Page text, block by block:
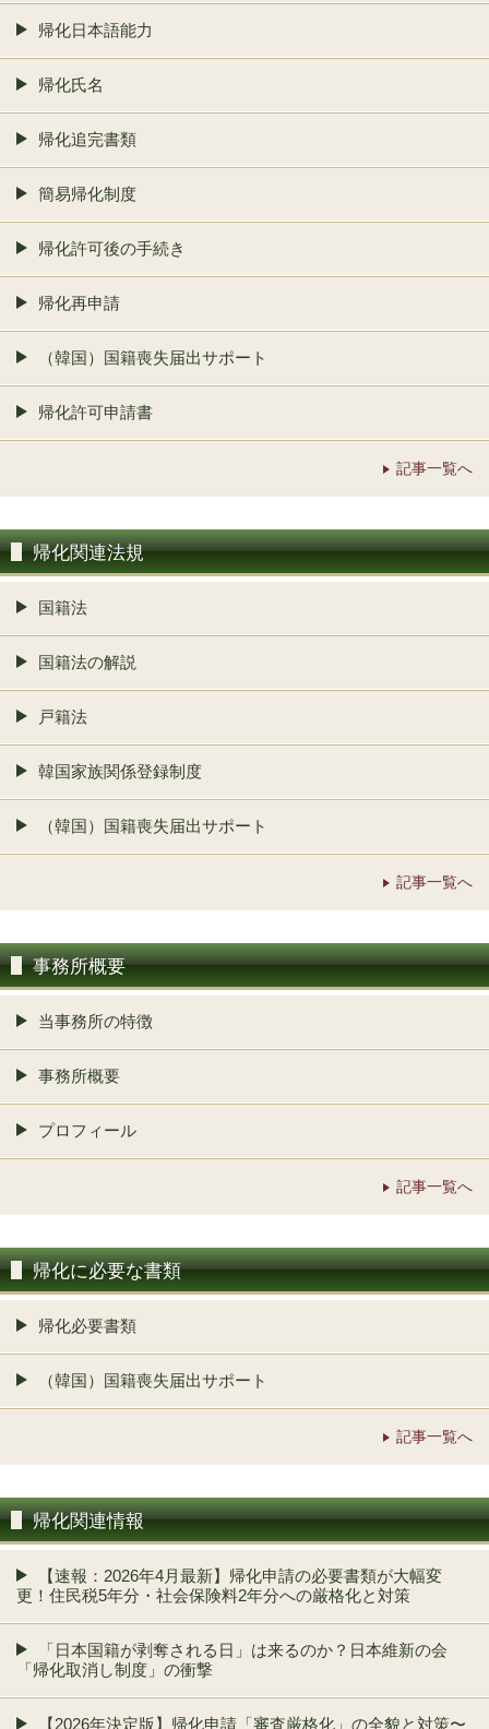
帰化日本語能力
帰化氏名
帰化追完書類
簡易帰化制度
帰化許可後の手続き
帰化再申請
（韓国）国籍喪失届出サポート
帰化許可申請書
記事一覧へ
帰化関連法規
国籍法
国籍法の解説
戸籍法
韓国家族関係登録制度
（韓国）国籍喪失届出サポート
記事一覧へ
事務所概要
当事務所の特徴
事務所概要
プロフィール
記事一覧へ
帰化に必要な書類
帰化必要書類
（韓国）国籍喪失届出サポート
記事一覧へ
帰化関連情報
【速報：2026年4月最新】帰化申請の必要書類が大幅変
更！住民税5年分・社会保険料2年分への厳格化と対策
「日本国籍が剥奪される日」は来るのか？日本維新の会
「帰化取消し制度」の衝撃
【2026年決定版】帰化申請「審査厳格化」の全貌と対策〜